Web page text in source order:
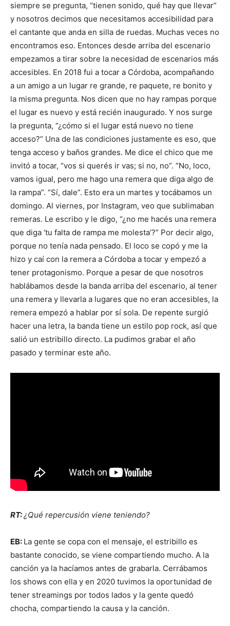
siempre se pregunta, “tienen sonido, qué hay que llevar”
y nosotros decimos que necesitamos accesibilidad para
el cantante que anda en silla de ruedas. Muchas veces no
encontramos eso. Entonces desde arriba del escenario
empezamos a tirar sobre la necesidad de escenarios más
accesibles. En 2018 fui a tocar a Córdoba, acompañando
a un amigo a un lugar re grande, re paquete, re bonito y
la misma pregunta. Nos dicen que no hay rampas porque
el lugar es nuevo y está recién inaugurado. Y nos surge
la pregunta, “¿cómo si el lugar está nuevo no tiene
acceso?” Una de las condiciones justamente es eso, que
tenga acceso y baños grandes. Me dice el chico que me
invitó a tocar, “vos si querés ir vas; si no, no”. “No, loco,
vamos igual, pero me hago una remera que diga algo de
la rampa”. “Sí, dale”. Esto era un martes y tocábamos un
domingo. Al viernes, por Instagram, veo que sublimaban
remeras. Le escribo y le digo, “¿no me hacés una remera
que diga ‘tu falta de rampa me molesta’?” Por decir algo,
porque no tenía nada pensado. El loco se copó y me la
hizo y caí con la remera a Córdoba a tocar y empezó a
tener protagonismo. Porque a pesar de que nosotros
hablábamos desde la banda arriba del escenario, al tener
una remera y llevarla a lugares que no eran accesibles, la
remera empezó a hablar por sí sola. De repente surgió
hacer una letra, la banda tiene un estilo pop rock, así que
salió un estribillo directo. La pudimos grabar el año
pasado y terminar este año.
RT:¿Qué repercusión viene teniendo?
EB: La gente se copa con el mensaje, el estribillo es
bastante conocido, se viene compartiendo mucho. A la
canción ya la hacíamos antes de grabarla. Cerrábamos
los shows con ella y en 2020 tuvimos la oportunidad de
tener streamings por todos lados y la gente quedó
chocha, compartiendo la causa y la canción.